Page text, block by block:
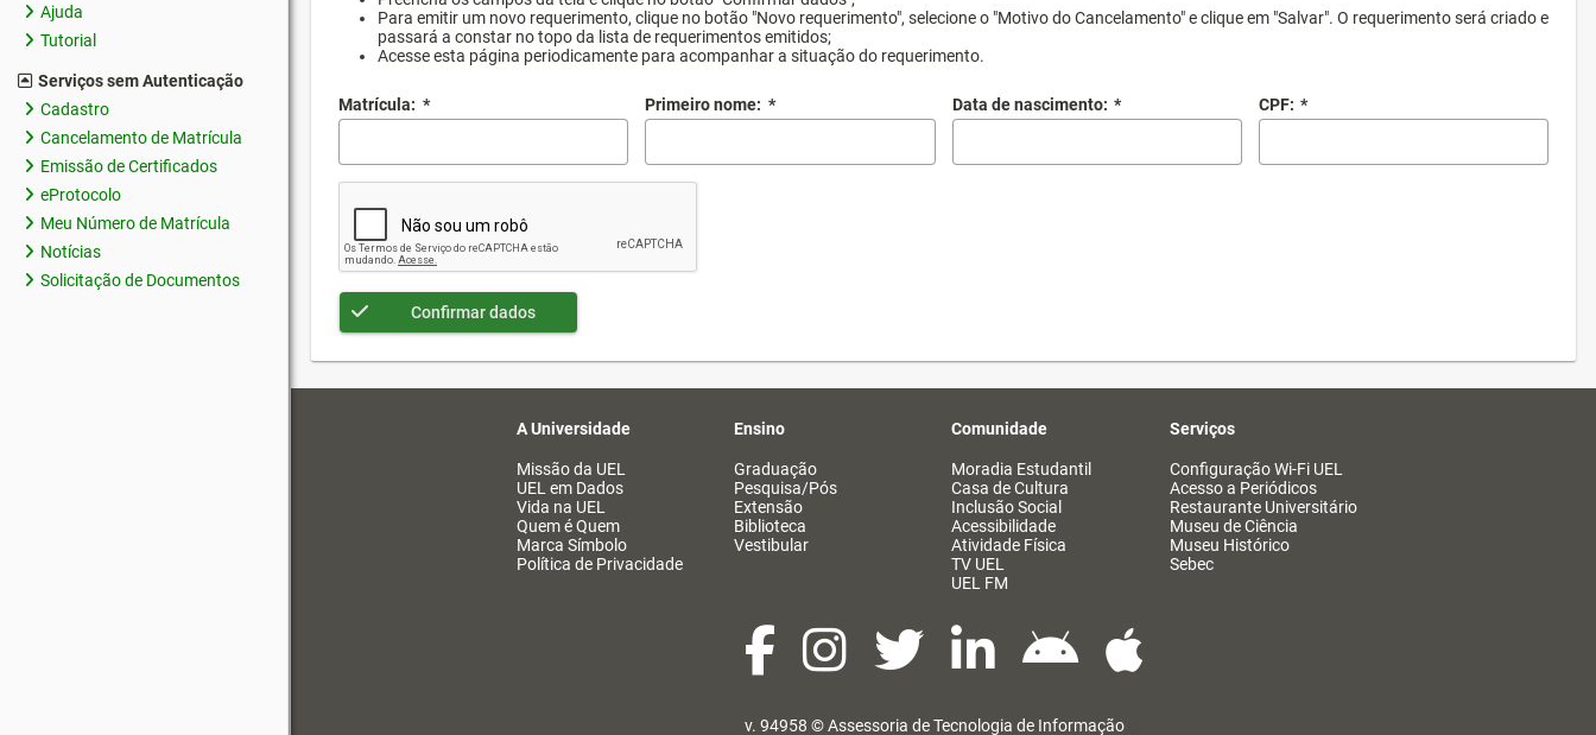
Ajuda
Tutorial
Serviços sem Autenticação
Cadastro
Cancelamento de Matrícula
Emissão de Certificados
eProtocolo
Meu Número de Matrícula
Notícias
Solicitação de Documentos
Para emitir um novo requerimento, clique no botão "Novo requerimento", selecione o "Motivo do Cancelamento" e clique em "Salvar". O requerimento será criado e
passará a constar no topo da lista de requerimentos emitidos;
Acesse esta página periodicamente para acompanhar a situação do requerimento.
Matrícula: * Primeiro nome: * Data de nascimento: * CPF: *
Confirmar dados
A Universidade
Missão da UEL
UEL em Dados
Vida na UEL
Quem é Quem
Marca Símbolo
Política de Privacidade
Ensino
Graduação
Pesquisa/Pós
Extensão
Biblioteca
Vestibular
Comunidade
Moradia Estudantil
Casa de Cultura
Inclusão Social
Acessibilidade
Atividade Física
TV UEL
UEL FM
Serviços
Configuração Wi-Fi UEL
Acesso a Periódicos
Restaurante Universitário
Museu de Ciência
Museu Histórico
Sebec
v. 94958 ©Assessoria de Tecnologia de Informação